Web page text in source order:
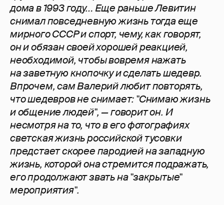
дома в 1993 году… Еще раньше Левитин
снимал повседневную жизнь тогда еще
мирного СССР и спорт, чему, как говорят,
он и обязан своей хорошей реакцией,
необходимой, чтобы вовремя нажать
на заветную кнопочку и сделать шедевр.
Впрочем, сам Валерий любит повторять,
что шедевров не снимает: "Снимаю жизнь
и общение людей", — говорит он. И
несмотря на то, что в его фотографиях
светская жизнь российской тусовки
предстает скорее пародией на западную
жизнь, которой она стремится подражать,
его продолжают звать на "закрытые"
мероприятия".